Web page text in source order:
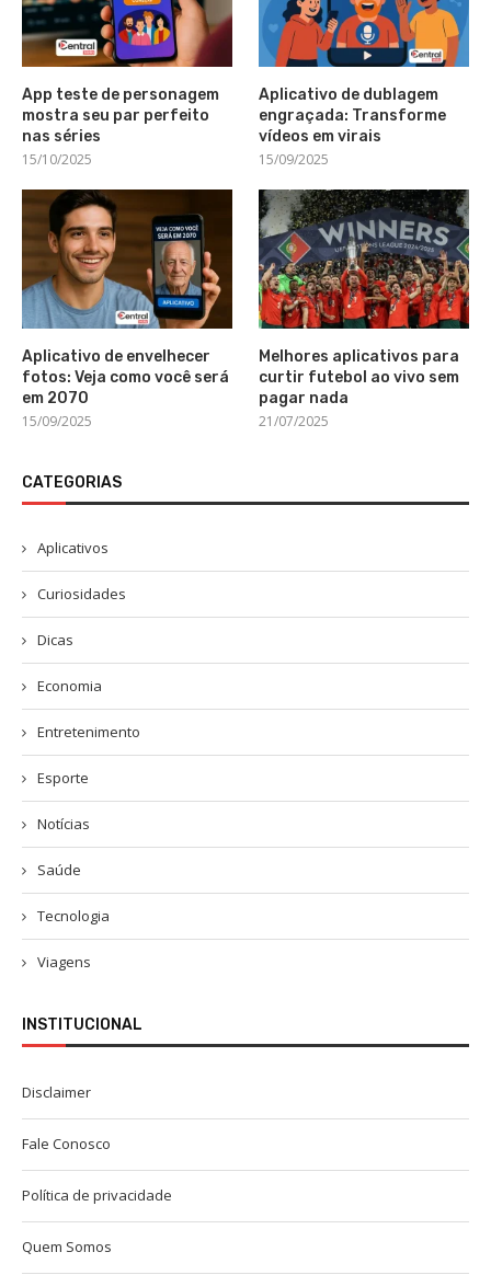
App teste de personagem
mostra seu par perfeito
nas séries
15/10/2025
Aplicativo de dublagem
engraçada: Transforme
vídeos em virais
15/09/2025
Aplicativo de envelhecer
fotos: Veja como você será
em 2070
15/09/2025
Melhores aplicativos para
curtir futebol ao vivo sem
pagar nada
21/07/2025
CATEGORIAS
Aplicativos
Curiosidades
Dicas
Economia
Entretenimento
Esporte
Notícias
Saúde
Tecnologia
Viagens
INSTITUCIONAL
Disclaimer
Fale Conosco
Política de privacidade
Quem Somos